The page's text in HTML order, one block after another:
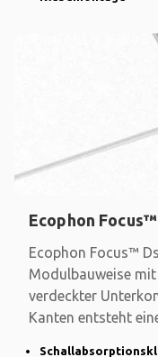
Ecophon Focus™
Ecophon Focus™
Modulbauweise
verdeckter
Kanten entsteht